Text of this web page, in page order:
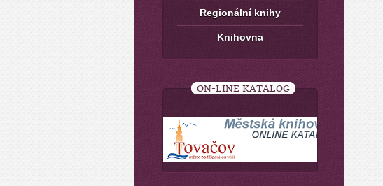
Regionální knihy
Knihovna
ON-LINE KATALOG